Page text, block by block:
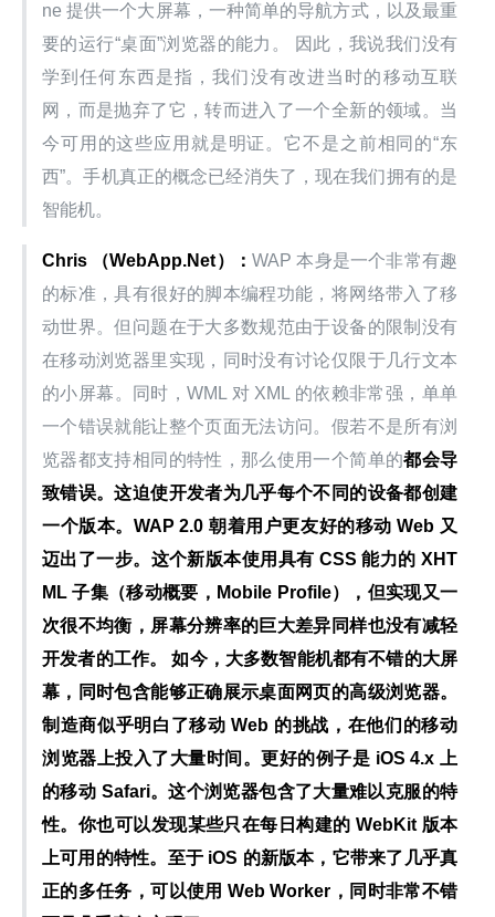
ne 提供一个大屏幕，一种简单的导航方式，以及最重
要的运行“桌面”浏览器的能力。 因此，我说我们没有
学到任何东西是指，我们没有改进当时的移动互联
网，而是抛弃了它，转而进入了一个全新的领域。当
今可用的这些应用就是明证。它不是之前相同的“东
西”。手机真正的概念已经消失了，现在我们拥有的是
智能机。
Chris （WebApp.Net）：WAP 本身是一个非常有趣
的标准，具有很好的脚本编程功能，将网络带入了移
动世界。但问题在于大多数规范由于设备的限制没有
在移动浏览器里实现，同时没有讨论仅限于几行文本
的小屏幕。同时，WML 对 XML 的依赖非常强，单单
一个错误就能让整个页面无法访问。假若不是所有浏
览器都支持相同的特性，那么使用一个简单的都会导
致错误。这迫使开发者为几乎每个不同的设备都创建
一个版本。WAP 2.0 朝着用户更友好的移动 Web 又
迈出了一步。这个新版本使用具有 CSS 能力的 XHT
ML 子集（移动概要，Mobile Profile），但实现又一
次很不均衡，屏幕分辨率的巨大差异同样也没有减轻
开发者的工作。 如今，大多数智能机都有不错的大屏
幕，同时包含能够正确展示桌面网页的高级浏览器。
制造商似乎明白了移动 Web 的挑战，在他们的移动
浏览器上投入了大量时间。更好的例子是 iOS 4.x 上
的移动 Safari。这个浏览器包含了大量难以克服的特
性。你也可以发现某些只在每日构建的 WebKit 版本
上可用的特性。至于 iOS 的新版本，它带来了几乎真
正的多任务，可以使用 Web Worker，同时非常不错